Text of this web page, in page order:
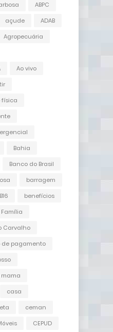
ABPC
açude
ADAB
Agropecuária
Ao vivo
física
Bahia
Banco do Brasil
barragem
benefícios
Família
Carvalho
de pagamento
casa
ceman
CEPUD